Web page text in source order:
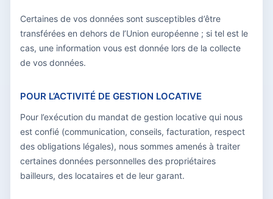
Certaines de vos données sont susceptibles d’être
transférées en dehors de l’Union européenne ; si tel est le
cas, une information vous est donnée lors de la collecte
de vos données.
POUR L’ACTIVITÉ DE GESTION LOCATIVE
Pour l’exécution du mandat de gestion locative qui nous
est confié (communication, conseils, facturation, respect
des obligations légales), nous sommes amenés à traiter
certaines données personnelles des propriétaires
bailleurs, des locataires et de leur garant.